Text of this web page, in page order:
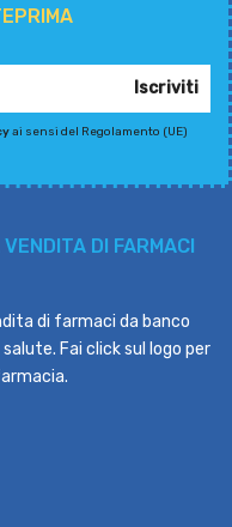
Iscriviti
ai sensi del Regolamento (UE)
DI FARMACI
di farmaci da banco
Fai click sul logo per